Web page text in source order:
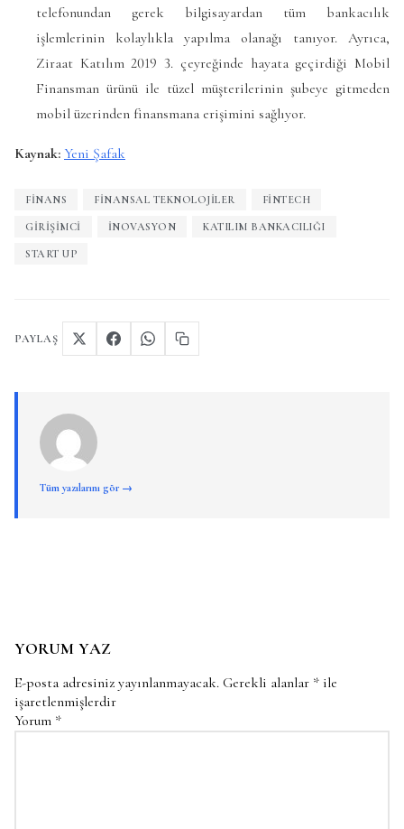
telefonundan gerek bilgisayardan tüm bankacılık
işlemlerinin kolaylıkla yapılma olanağı tanıyor. Ayrıca,
Ziraat Katılım 2019 3. çeyreğinde hayata geçirdiği Mobil
Finansman ürünü ile tüzel müşterilerinin şubeye gitmeden
mobil üzerinden finansmana erişimini sağlıyor.
Kaynak: Yeni Şafak
FINANS FINANSAL TEKNOLOJILER FINTECH
GIRIŞIMCI INOVASYON KATILIM BANKACILIĞI
START UP
PAYLAŞ
Tüm yazılarını gör →
YORUM YAZ
E-posta adresiniz yayınlanmayacak. Gerekli alanlar * ile
işaretlenmişlerdir
Yorum *